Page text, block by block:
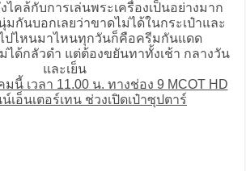
คล้กับการเล่นพระเครื่องเป็นอย่างมาก
กันบอกเลยว่าขาดไม่ได้ในกระเป๋าและ
ปไหนมาไหนทุกวันก็คือครีมกันแดด
ม่ได้กลัวดำ แต่ต้องขยันทาทั้งเช้า กลางวัน
และเย็น
นี้ เวลา 11.00 น. ทางช่อง 9 MCOT HD
เอ็นเตอร์เทน ช่วงเปิดเป๋าซุปตาร์